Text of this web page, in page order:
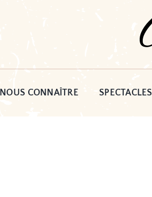
NOUS CONNAÎTRE SPECTACLES